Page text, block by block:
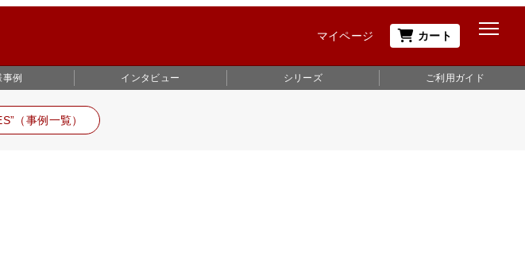
マイページ カート
事例 インタビュー シリーズ ご利用ガイド
（事例一覧）